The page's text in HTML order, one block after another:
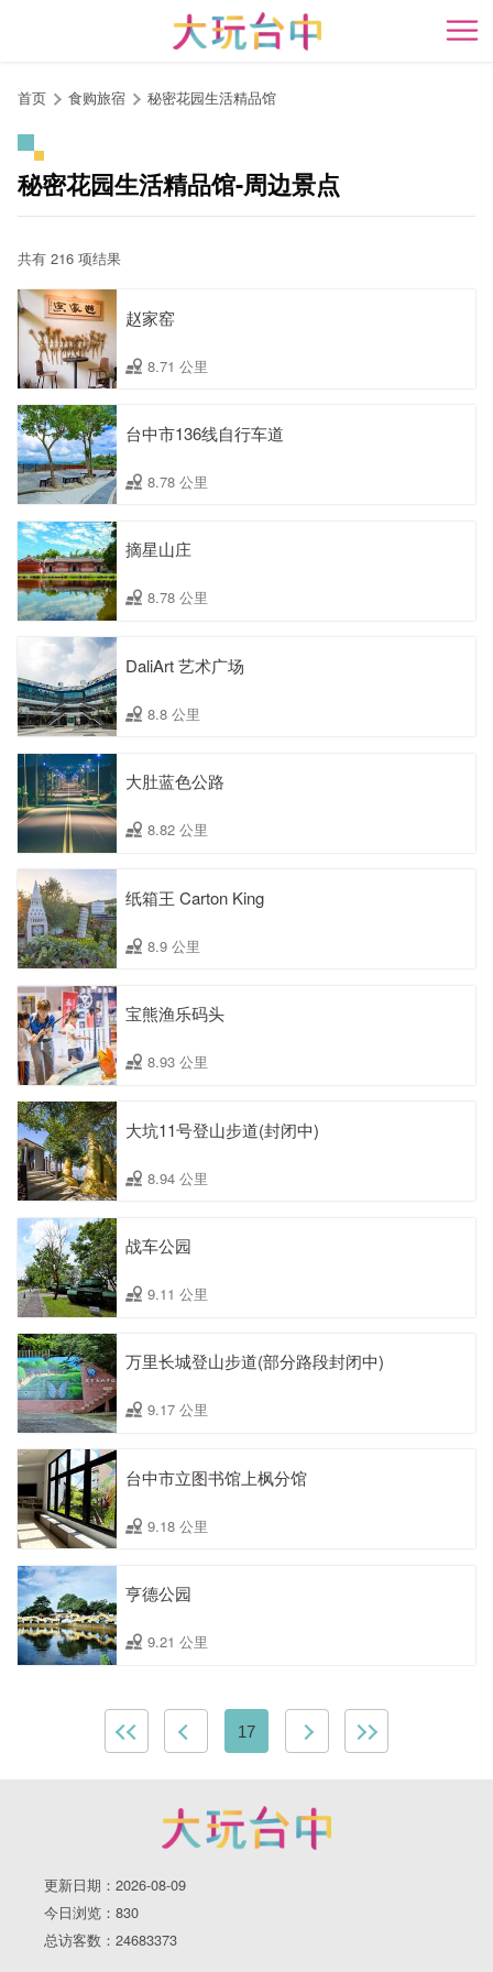
开
首页 食购旅宿 秘密花园生活精品馆
秘密花园生活精品馆-周边景点
共有 216 项结果
赵家窑
8.71 公里
台中市136线自行车道
8.78 公里
摘星山庄
8.78 公里
DaliArt 艺术广场
8.8 公里
大肚蓝色公路
8.82 公里
纸箱王 Carton King
8.9 公里
宝熊渔乐码头
8.93 公里
大坑11号登山步道(封闭中)
8.94 公里
战车公园
9.11 公里
万里长城登山步道(部分路段封闭中)
9.17 公里
台中市立图书馆上枫分馆
9.18 公里
亨德公园
9.21 公里
17
更新日期：2026-08-09
今日浏览：830
总访客数：24683373